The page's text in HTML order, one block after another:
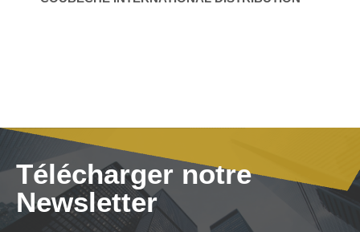
Télécharger notre
Newsletter